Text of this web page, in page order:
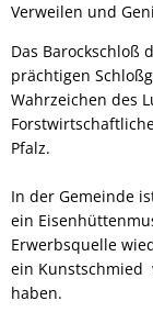
Verweilen und
Das Barockschloß
prächtigen
Wahrzeichen des
Pfalz.
In der Gemeinde
ein
Erwerbsquelle
ein Kunstschmied
haben.